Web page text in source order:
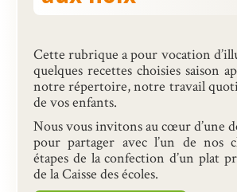
Menus
Recrutement
Nous contacter
Cette rubrique a pour vocation
quelques recettes choisies saison
notre répertoire, notre travail
de vos enfants.
Nous vous invitons au cœur d’une
pour partager avec l’un de nos
étapes de la confection d’un plat
de la Caisse des écoles.